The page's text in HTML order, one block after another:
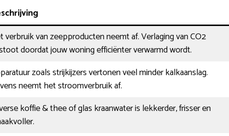
verbruik van zeepproducten neemt af. Verlaging van CO2
doordat jouw woning efficiënter verwarmd wordt.
zoals strijkijzers vertonen veel minder kalkaanslag.
neemt het stroomverbruik af.
koffie & thee of glas kraanwater is lekkerder, frisser en